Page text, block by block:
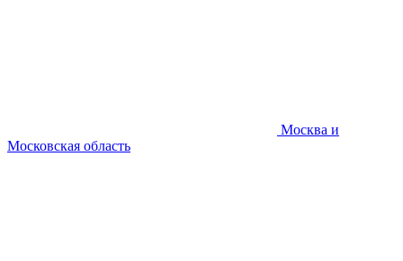
Москва и
Московская область